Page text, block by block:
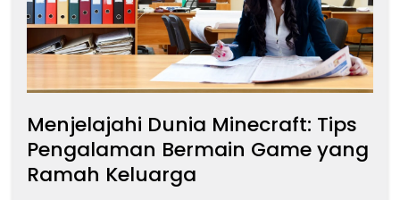
Menjelajahi Dunia Minecraft: Tips
Pengalaman Bermain Game yang
Ramah Keluarga